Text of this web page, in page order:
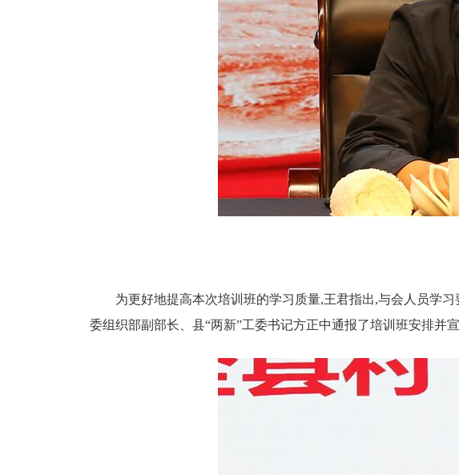
为更好地提高本次培训班的学习质量,王君指出,与会人员学
委组织部副部长、县“两新”工委书记方正中通报了培训班安排并